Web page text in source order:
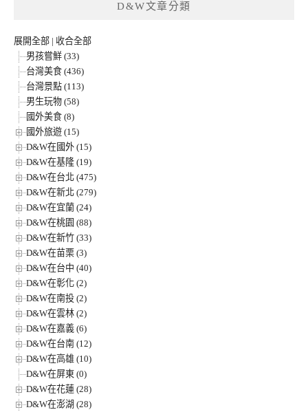
D&W文章分類
展開全部 | 收合全部
男孩嘗鮮 (33)
台灣美食 (436)
台灣景點 (113)
男生玩物 (58)
國外美食 (8)
國外旅遊 (15)
D&W在國外 (15)
D&W在基隆 (19)
D&W在台北 (475)
D&W在新北 (279)
D&W在宜蘭 (24)
D&W在桃園 (88)
D&W在新竹 (33)
D&W在苗栗 (3)
D&W在台中 (40)
D&W在彰化 (2)
D&W在南投 (2)
D&W在雲林 (2)
D&W在嘉義 (6)
D&W在台南 (12)
D&W在高雄 (10)
D&W在屏東 (0)
D&W在花蓮 (28)
D&W在澎湖 (28)